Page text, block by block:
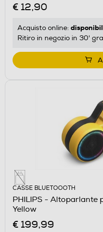
€ 12,90
Acquisto online:
Ritiro in negozio in 30'
CASSE BLUETOOOTH
PHILIPS -
Yellow
€ 199,99